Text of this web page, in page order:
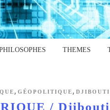
THEMES
, GÉOPOLITIQUE , DJIBOUTI
/ Djibouti